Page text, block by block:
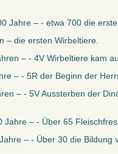
Jahre – - etwa 700 die
– die ersten Wirbeltiere.
– - 4V Wirbeltiere kam
– - 5R der Beginn der
– - 5V Aussterben der
Jahre – - Über 65
– - Über 30 die Bildung